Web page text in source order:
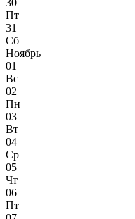
30
Пт
31
Сб
Ноябрь
01
Вс
02
Пн
03
Вт
04
Ср
05
Чт
06
Пт